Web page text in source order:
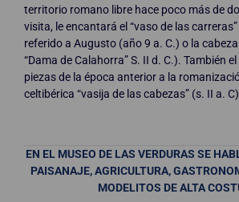
territorio romano libre hace poco más de
visita, le encantará el “vaso de las
referido a Augusto (año 9 a. C.) o la
“Dama de Calahorra” S. II d. C.). También
piezas de la época anterior a la
celtibérica “vasija de las cabezas” (s. II a.
EN EL MUSEO DE LAS VERDURAS SE
PAISANAJE, AGRICULTURA,
MODELITOS DE ALTA